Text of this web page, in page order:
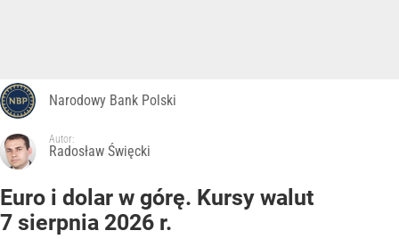
Narodowy Bank Polski
Autor:
Radosław Święcki
Euro i dolar w górę. Kursy walut
7 sierpnia 2026 r.